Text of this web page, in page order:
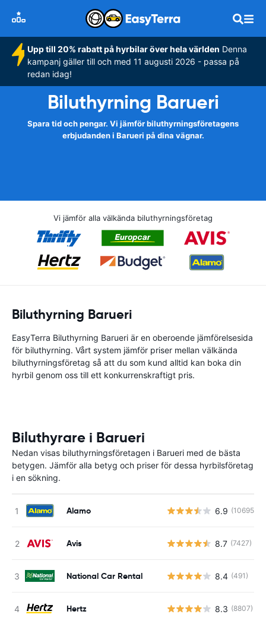
Upp till 20% rabatt på hyrbilar över hela världen Denna
kampanj gäller till och med 11 augusti 2026 - passa på
redan idag!
Biluthyrning Barueri
Spara tid och pengar. Vi jämför biluthyrningsföretagens
erbjudanden i Barueri på dina vägnar.
Vi jämför alla välkända biluthyrningsföretag
Biluthyrning Barueri
EasyTerra Biluthyrning Barueri är en oberoende jämförelsesida
för biluthyrning. Vårt system jämför priser mellan välkända
biluthyrningsföretag så att du som kund alltid kan boka din
hyrbil genom oss till ett konkurrenskraftigt pris.
Biluthyrare i Barueri
Nedan visas biluthyrningsföretagen i Barueri med de bästa
betygen. Jämför alla betyg och priser för dessa hyrbilsföretag
i en sökning.
Alamo 6.9 (10695)
Avis 8.7 (7427)
National Car Rental 8.4 (491)
Hertz 8.3 (8807)